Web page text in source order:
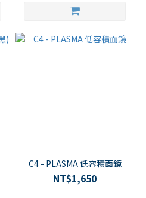
C4 - PLASMA 低容積面鏡
NT$1,650